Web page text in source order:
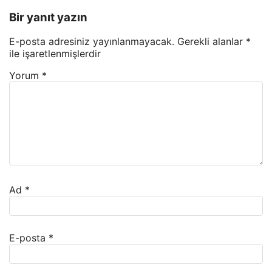
Bir yanıt yazın
E-posta adresiniz yayınlanmayacak. Gerekli alanlar *
ile işaretlenmişlerdir
Yorum *
Ad *
E-posta *